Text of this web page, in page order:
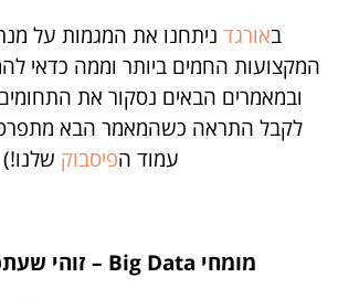
באורגד ניתחנו את המגמות על
המקצועות החמים ביותר וממה כדאי
ובמאמרים הבאים נסקור את
לקבל התראה כשהמאמר הבא
עמוד הפיסבוק שלנו!)
מומחי Big Data – זוהי שעתכם היפה